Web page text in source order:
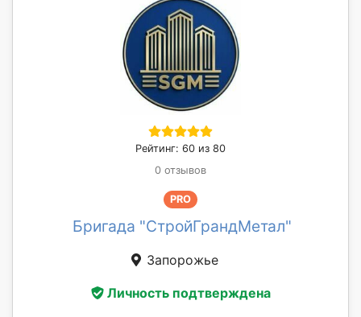
Рейтинг: 60 из 80
0 отзывов
PRO
Бригада "СтройГрандМетал"
Запорожье
Личность подтверждена